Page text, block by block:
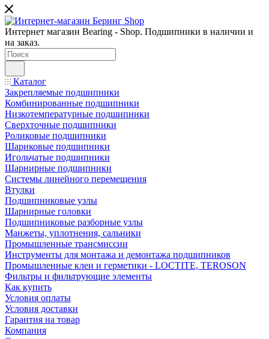
Интернет магазин Bearing - Shop. Подшипники в наличии и
на заказ.
Каталог
Закрепляемые подшипники
Комбинированные подшипники
Низкотемпературные подшипники
Сверхточные подшипники
Роликовые подшипники
Шариковые подшипники
Игольчатые подшипники
Шарнирные подшипники
Системы линейного перемещения
Втулки
Подшипниковые узлы
Шарнирные головки
Подшипниковые разборные узлы
Манжеты, уплотнения, сальники
Промышленные трансмиссии
Инструменты для монтажа и демонтажа подшипников
Промышленные клеи и герметики - LOCTITE, TEROSON
Фильтры и фильтрующие элементы
Как купить
Условия оплаты
Условия доставки
Гарантия на товар
Компания